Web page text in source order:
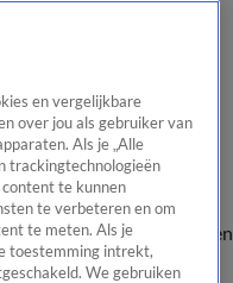
Onze gezichten
In de
Kijkersvraag insturen
en vergelijkbare
over jou als gebruiker van
Als je „Alle
trackingtechnologieën
te kunnen
te verbeteren en om
te meten. Als je
toestemming intrekt,
We gebruiken